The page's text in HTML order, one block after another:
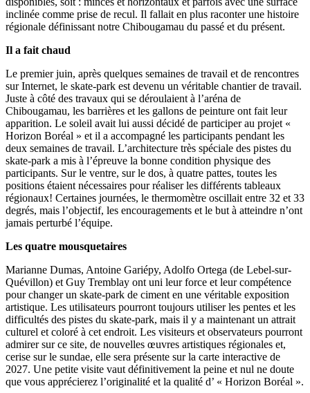
inclinée comme prise de recul. Il fallait en plus raconter une histoire
régionale définissant notre Chibougamau du passé et du présent.
Il a fait chaud
Le premier juin, après quelques semaines de travail et de rencontres
sur Internet, le skate-park est devenu un véritable chantier de travail.
Juste à côté des travaux qui se déroulaient à l’aréna de
Chibougamau, les barrières et les gallons de peinture ont fait leur
apparition. Le soleil avait lui aussi décidé de participer au projet «
Horizon Boréal » et il a accompagné les participants pendant les
deux semaines de travail. L’architecture très spéciale des pistes du
skate-park a mis à l’épreuve la bonne condition physique des
participants. Sur le ventre, sur le dos, à quatre pattes, toutes les
positions étaient nécessaires pour réaliser les différents tableaux
régionaux! Certaines journées, le thermomètre oscillait entre 32 et 33
degrés, mais l’objectif, les encouragements et le but à atteindre n’ont
jamais perturbé l’équipe.
Les quatre mousquetaires
Marianne Dumas, Antoine Gariépy, Adolfo Ortega (de Lebel-sur-
Quévillon) et Guy Tremblay ont uni leur force et leur compétence
pour changer un skate-park de ciment en une véritable exposition
artistique. Les utilisateurs pourront toujours utiliser les pentes et les
difficultés des pistes du skate-park, mais il y a maintenant un attrait
culturel et coloré à cet endroit. Les visiteurs et observateurs pourront
admirer sur ce site, de nouvelles œuvres artistiques régionales et,
cerise sur le sundae, elle sera présente sur la carte interactive de
2027. Une petite visite vaut définitivement la peine et nul ne doute
que vous apprécierez l’originalité et la qualité d’ « Horizon Boréal ».